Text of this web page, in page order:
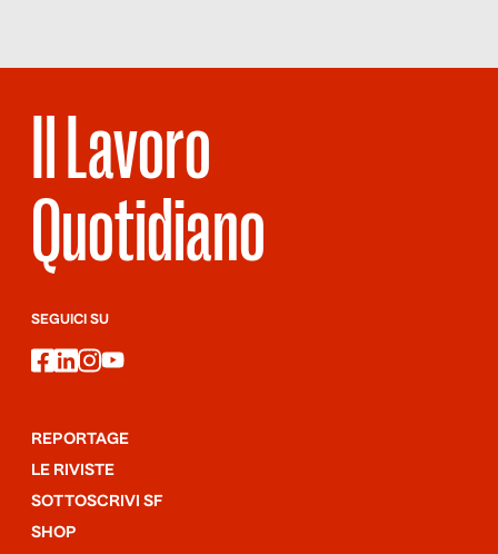
Il Lavoro
Quotidiano
SEGUICI SU
facebook
linkedin
instagram
youtube
REPORTAGE
LE RIVISTE
SOTTOSCRIVI SF
SHOP